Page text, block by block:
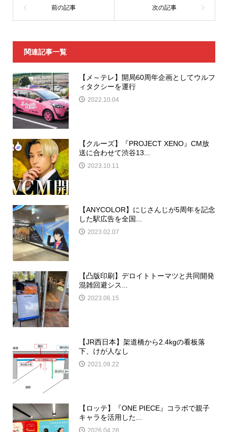
関連記事一覧
【メ～テレ】開局60周年企画としてウルフ
ィタクシーを運行
2022.10.04
【クルーズ】『PROJECT XENO』CM放
送に合わせて渋谷13...
2023.10.11
【ANYCOLOR】にじさんじが5周年を記念
した駅広告を全国...
2023.02.07
【凸版印刷】デロイトトーマツと共同開発
混雑回避シス...
2023.06.15
【JR西日本】架道橋から2.4kgの看板落
下、けが人なし
2021.09.22
【ロッテ】『ONE PIECE』コラボで親子
キャラを活用した...
2026.04.28